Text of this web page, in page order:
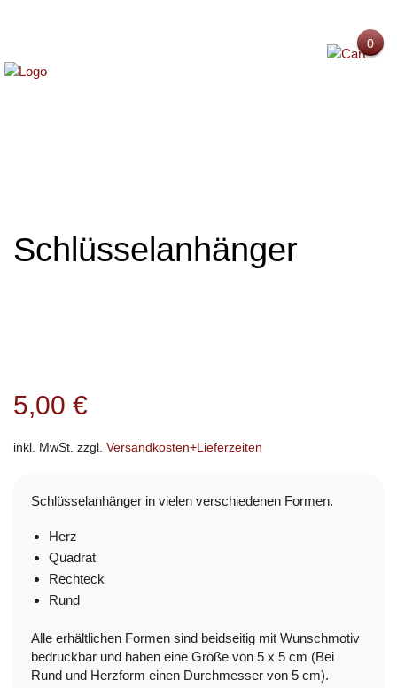
0
Schlüsselanhänger
5,00 €
inkl. MwSt. zzgl. Versandkosten+Lieferzeiten
Schlüsselanhänger in vielen verschiedenen Formen.
Herz
Quadrat
Rechteck
Rund
Alle erhältlichen Formen sind beidseitig mit Wunschmotiv
bedruckbar und haben eine Größe von 5 x 5 cm (Bei
Rund und Herzform einen Durchmesser von 5 cm).